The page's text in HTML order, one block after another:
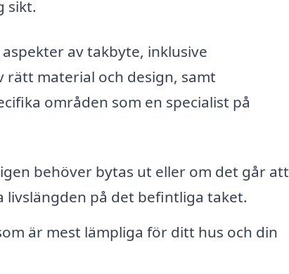
sikt.
av takbyte, inklusive
rätt material och design, samt
områden som en specialist på
behöver bytas ut eller om det går att
på det befintliga taket.
är mest lämpliga för ditt hus och din